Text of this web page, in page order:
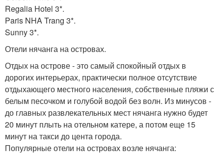
Regalia Hotel 3*.
Paris NHA Trang 3*.
Sunny 3*.
Отели нячанга на островах.
Отдых на острове - это самый спокойный отдых в
дорогих интерьерах, практически полное отсутствие
отдыхающего местного населения, собственные пляжи с
белым песочком и голубой водой без волн. Из минусов -
до главных развлекательных мест нячанга нужно будет
20 минут плыть на отельном катере, а потом еще 15
минут на такси до цента города.
Популярные отели на островах возле нячанга: